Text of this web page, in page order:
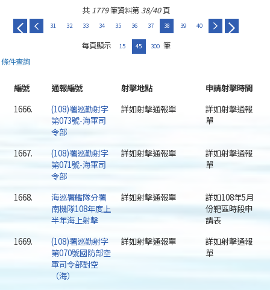
共 1779筆資料第 38/40頁
31 32 33 34 35 36 37 38 39 40
每頁顯示 15 45 300 筆
條件查詢
編號 通報編號 射擊地點
申請射擊時間
1666.
(108)署巡勤射字
第073號-海軍司
令部
詳如射擊通報單
詳如射擊通報
單
1667.
(108)署巡勤射字
第071號-海軍司
令部
詳如射擊通報單
詳如射擊通報
單
1668.
海巡署艦隊分署
南機隊108年度上
半年海上射擊
詳如射擊通報單
詳如108年5月
份靶區時段申
請表
1669.
(108)署巡勤射字
第070號國防部空
軍司令部對空
（海）
詳如射擊通報單
詳如射擊通報
單